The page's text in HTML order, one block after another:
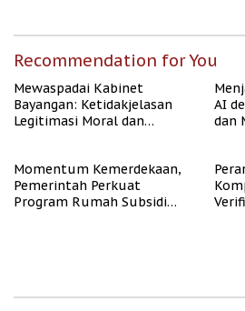
Recommendation for You
Mewaspadai Kabinet
Bayangan: Ketidakjelasan
Legitimasi Moral dan
AI
dan
Momentum Kemerdekaan,
Pemerintah Perkuat
Program Rumah Subsidi